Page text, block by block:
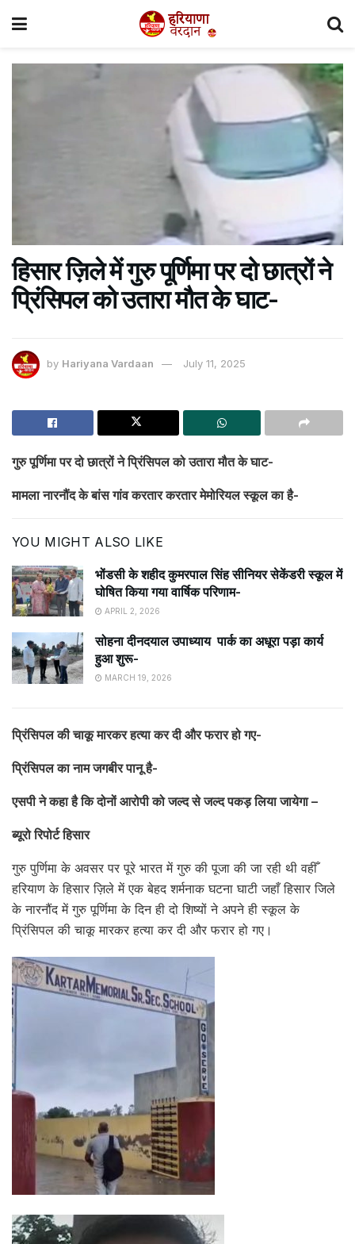
हिसार ज़िले में गुरु पूर्णिमा पर दो छात्रों ने
प्रिंसिपल को उतारा मौत के घाट-
by Hariyana Vardaan July 11, 2025
गुरु पूर्णिमा पर दो छात्रों ने प्रिंसिपल को उतारा मौत के घाट-
मामला नारनौंद के बांस गांव करतार करतार मेमोरियल स्कूल का है-
YOU MIGHT ALSO LIKE
भोंडसी के शहीद कुमरपाल सिंह सीनियर सेकेंडरी स्कूल में
घोषित किया गया वार्षिक परिणाम-
APRIL 2, 2026
सोहना दीनदयाल उपाध्याय पार्क का अधूरा पड़ा कार्य
हुआ शुरू-
MARCH 19, 2026
प्रिंसिपल की चाकू मारकर हत्या कर दी और फरार हो गए-
प्रिंसिपल का नाम जगबीर पानू है-
एसपी ने कहा है कि दोनों आरोपी को जल्द से जल्द पकड़ लिया जायेगा –
ब्यूरो रिपोर्ट हिसार
गुरु पुर्णिमा के अवसर पर पूरे भारत में गुरु की पूजा की जा रही थी वहीँ
हरियाण के हिसार ज़िले में एक बेहद शर्मनाक घटना घाटी जहाँ हिसार जिले
के नारनौंद में गुरु पूर्णिमा के दिन ही दो शिष्यों ने अपने ही स्कूल के
प्रिंसिपल की चाकू मारकर हत्या कर दी और फरार हो गए।